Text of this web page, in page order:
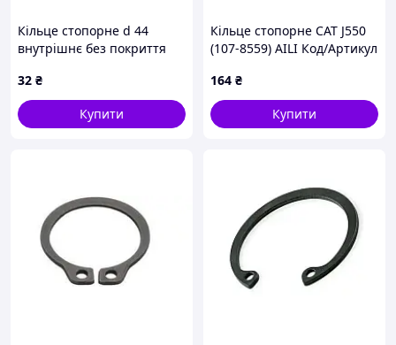
Кільце стопорне d 44
внутрішнє без покриття
32 ₴
Купити
Кільце стопорне САТ J550
(107-8559) AILI Код/Артикул
164 ₴
Купити